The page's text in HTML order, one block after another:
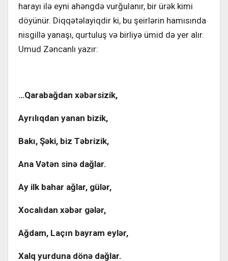
harayı ilə eyni ahəngdə vurğulanır, bir ürək kimi
döyünür. Diqqətəlayiqdir ki, bu şeirlərin hamısında
nisgillə yanaşı, qurtuluş və birliyə ümid də yer alır.
Umud Zəncanlı yazır:
…Qarabağdan xəbərsizik,
Ayrılıqdan yanan bizik,
Bakı, Şəki, biz Təbrizik,
Ana Vətən sinə dağlar.
Ay ilk bahar ağlar, gülər,
Xocalıdan xəbər gələr,
Ağdam, Laçın bayram eylər,
Xalq yurduna dönə dağlar.